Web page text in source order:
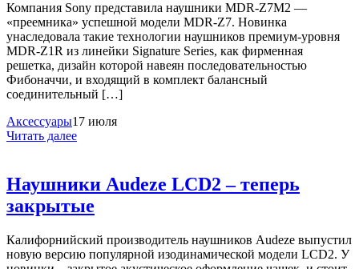
Компания Sony представила наушники MDR-Z7M2 —
«преемника» успешной модели MDR-Z7. Новинка
унаследовала такие технологии наушников премиум-уровня
MDR-Z1R из линейки Signature Series, как фирменная
решетка, дизайн которой навеян последовательностью
Фибоначчи, и входящий в комплект балансный
соединительный […]
Аксессуары17 июля
Читать далее
Наушники Audeze LCD2 – теперь
закрытые
Калифорнийский производитель наушников Audeze выпустил
новую версию популярной изодинамической модели LCD2. У